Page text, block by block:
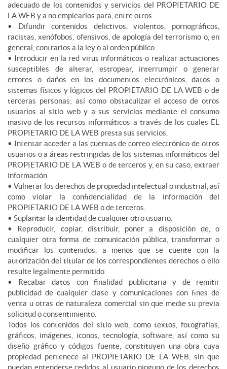
adecuado de los contenidos y servicios del PROPIETARIO DE
LA WEB y a no emplearlos para, entre otros:
• Difundir contenidos delictivos, violentos, pornográficos,
racistas, xenófobos, ofensivos, de apología del terrorismo o, en
general, contrarios a la ley o al orden público.
• Introducir en la red virus informáticos o realizar actuaciones
susceptibles de alterar, estropear, interrumpir o generar
errores o daños en los documentos electrónicos, datos o
sistemas físicos y lógicos del PROPIETARIO DE LA WEB o de
terceras personas; así como obstaculizar el acceso de otros
usuarios al sitio web y a sus servicios mediante el consumo
masivo de los recursos informáticos a través de los cuales EL
PROPIETARIO DE LA WEB presta sus servicios.
• Intentar acceder a las cuentas de correo electrónico de otros
usuarios o a áreas restringidas de los sistemas informáticos del
PROPIETARIO DE LA WEB o de terceros y, en su caso, extraer
información.
• Vulnerar los derechos de propiedad intelectual o industrial, así
como violar la confidencialidad de la información del
PROPIETARIO DE LA WEB o de terceros.
• Suplantar la identidad de cualquier otro usuario.
• Reproducir, copiar, distribuir, poner a disposición de, o
cualquier otra forma de comunicación pública, transformar o
modificar los contenidos, a menos que se cuente con la
autorización del titular de los correspondientes derechos o ello
resulte legalmente permitido.
• Recabar datos con finalidad publicitaria y de remitir
publicidad de cualquier clase y comunicaciones con fines de
venta u otras de naturaleza comercial sin que medie su previa
solicitud o consentimiento.
Todos los contenidos del sitio web, como textos, fotografías,
gráficos, imágenes, iconos, tecnología, software, así como su
diseño gráfico y códigos fuente, constituyen una obra cuya
propiedad pertenece al PROPIETARIO DE LA WEB, sin que
puedan entenderse cedidos al usuario ninguno de los derechos